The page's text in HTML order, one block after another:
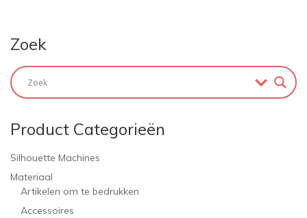
Zoek
Product Categorieën
Silhouette Machines
Materiaal
Artikelen om te bedrukken
Accessoires